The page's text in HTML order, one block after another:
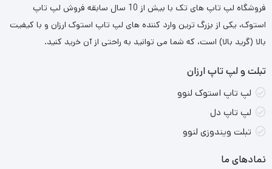
طراحی و ساختار بدنه
بدنه‌ی MacBook Airهای جدید، تغییر خاصی نسبت به مدل‌های قبلی
فروشگاه لپ تاپ های تک با بیش از 10 سال سابقه فروش لپ تاپ
استوک، یکی از بزرگ ترین وارد کننده های لپ تاپ استوک ارزان و با کیفیت
بالا (گرید بالا) است، که شما می توانید به راحتی از آن خرید کنید.
تبلت و لپ تاپ ارزان
لپ تاپ استوک لنوو
لپ تاپ دل
تبلت ویندوزی لنوو
نمادهای ما